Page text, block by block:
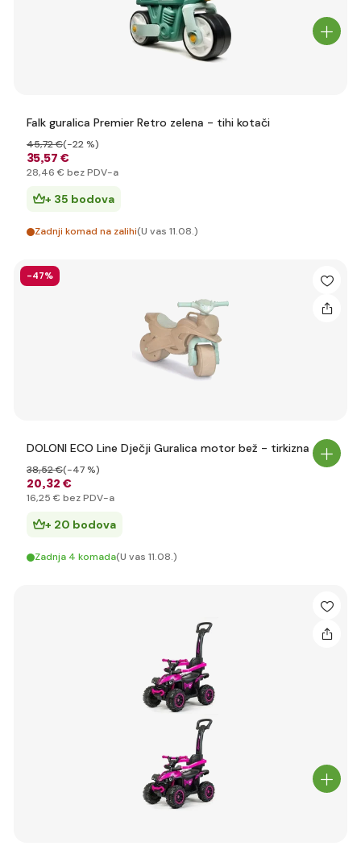
Falk guralica Premier Retro zelena - tihi kotači
35,57 €
45,72 €(-22 %)
28,46 € bez PDV-a
+ 35 bodova
Zadnji komad na zalihi(U vas 11.08.)
-47%
DOLONI ECO Line Dječji Guralica motor bež - tirkizna
20,32 €
38,52 €(-47 %)
16,25 € bez PDV-a
+ 20 bodova
Zadnja 4 komada(U vas 11.08.)